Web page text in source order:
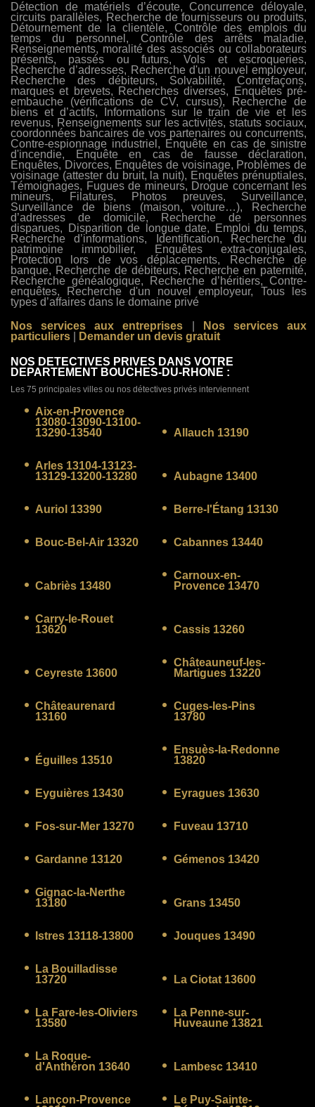
Détection de matériels d’écoute, Concurrence déloyale,
circuits parallèles, Recherche de fournisseurs ou produits,
Détournement de la clientèle, Contrôle des emplois du
temps du personnel, Contrôle des arrêts maladie,
Renseignements, moralité des associés ou collaborateurs
présents, passés ou futurs, Vols et escroqueries,
Recherche d’adresses, Recherche d'un nouvel employeur,
Recherche des débiteurs, Solvabilité, Contrefaçons,
marques et brevets, Recherches diverses, Enquêtes pré-
embauche (vérifications de CV, cursus), Recherche de
biens et d’actifs, Informations sur le train de vie et les
revenus, Renseignements sur les activités, statuts sociaux,
coordonnées bancaires de vos partenaires ou concurrents,
Contre-espionnage industriel, Enquête en cas de sinistre
d'incendie, Enquête en cas de fausse déclaration,
Enquêtes, Divorces, Enquêtes de voisinage, Problèmes de
voisinage (attester du bruit, la nuit), Enquêtes prénuptiales,
Témoignages, Fugues de mineurs, Drogue concernant les
mineurs, Filatures, Photos preuves, Surveillance,
Surveillance de biens (maison, voiture…), Recherche
d’adresses de domicile, Recherche de personnes
disparues, Disparition de longue date, Emploi du temps,
Recherche d’informations, Identification, Recherche du
patrimoine immobilier, Enquêtes extra-conjugales,
Protection lors de vos déplacements, Recherche de
banque, Recherche de débiteurs, Recherche en paternité,
Recherche généalogique, Recherche d’héritiers, Contre-
enquêtes, Recherche d'un nouvel employeur, Tous les
types d’affaires dans le domaine privé
Nos services aux entreprises
Nos services aux
particuliers
Demander un devis gratuit
NOS DETECTIVES PRIVES DANS VOTRE
DEPARTEMENT BOUCHES-DU-RHONE :
Les 75 principales villes ou nos détectives privés interviennent
Aix-en-Provence
13080-13090-13100-
13290-13540
Allauch 13190
Arles 13104-13123-
13129-13200-13280
Aubagne 13400
Auriol 13390 Berre-l'Étang 13130
Bouc-Bel-Air 13320 Cabannes 13440
Cabriès 13480
Carnoux-en-
Provence 13470
Carry-le-Rouet
13620
Cassis 13260
Ceyreste 13600
Châteauneuf-les-
Martigues 13220
Châteaurenard
13160
Cuges-les-Pins
13780
Éguilles 13510
Ensuès-la-Redonne
13820
Eyguières 13430 Eyragues 13630
Fos-sur-Mer 13270 Fuveau 13710
Gardanne 13120 Gémenos 13420
Gignac-la-Nerthe
13180
Grans 13450
Istres 13118-13800 Jouques 13490
La Bouilladisse
13720
La Ciotat 13600
La Fare-les-Oliviers
13580
La Penne-sur-
Huveaune 13821
La Roque-
d'Anthéron 13640
Lambesc 13410
Lançon-Provence
Le Puy-Sainte-